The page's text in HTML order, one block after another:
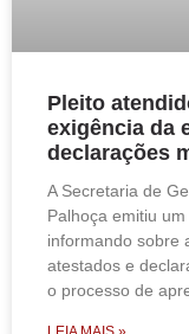
Pleito
exigência da
declarações
A Secretaria de
Palhoça emitiu
informando sobre
atestados e
o processo de